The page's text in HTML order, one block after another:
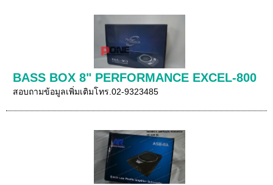
BASS BOX 8" PERFORMANCE EXCEL-800
สอบถามข้อมูลเพิ่มเติมโทร.02-9323485